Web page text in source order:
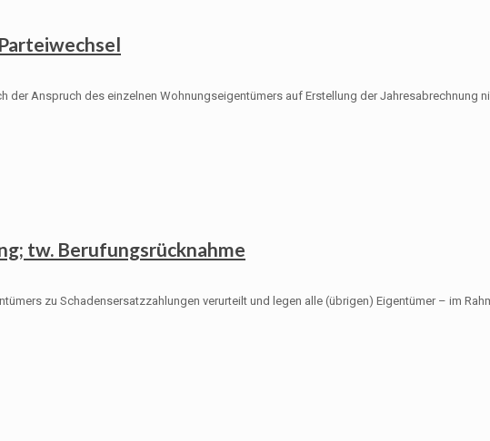
Anspruch des einzelnen Wohnungseigentümers auf Erstellung der Jahresabrechnung
tw. Berufungsrücknahme
zu Schadensersatzzahlungen verurteilt und legen alle (übrigen) Eigentümer – im